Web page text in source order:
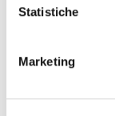
Statistiche
Marketing